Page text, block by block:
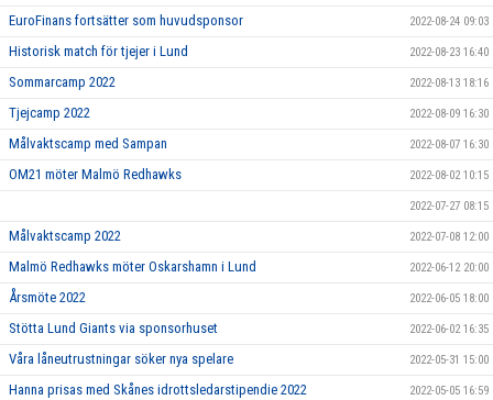
EuroFinans fortsätter som huvudsponsor 2022-08-24 09:03
Historisk match för tjejer i Lund 2022-08-23 16:40
Sommarcamp 2022 2022-08-13 18:16
Tjejcamp 2022 2022-08-09 16:30
Målvaktscamp med Sampan 2022-08-07 16:30
OM21 möter Malmö Redhawks 2022-08-02 10:15
2022-07-27 08:15
Målvaktscamp 2022 2022-07-08 12:00
Malmö Redhawks möter Oskarshamn i Lund 2022-06-12 20:00
Årsmöte 2022 2022-06-05 18:00
Stötta Lund Giants via sponsorhuset 2022-06-02 16:35
Våra låneutrustningar söker nya spelare 2022-05-31 15:00
Hanna prisas med Skånes idrottsledarstipendie 2022 2022-05-05 16:59